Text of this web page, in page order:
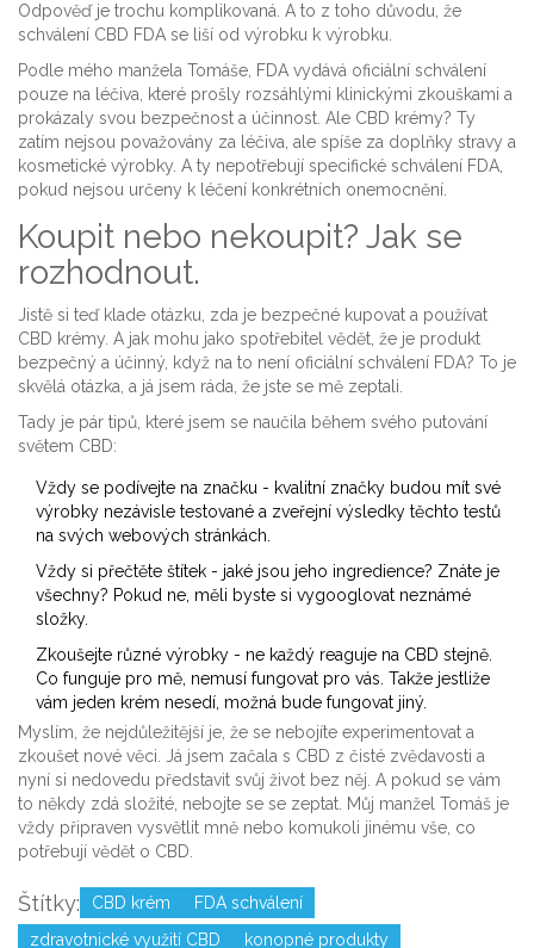
Odpověď je trochu komplikovaná. A to z toho důvodu, že
schválení CBD FDA se liší od výrobku k výrobku.
Podle mého manžela Tomáše, FDA vydává oficiální schválení
pouze na léčiva, které prošly rozsáhlými klinickými zkouškami a
prokázaly svou bezpečnost a účinnost. Ale CBD krémy? Ty
zatím nejsou považovány za léčiva, ale spíše za doplňky stravy a
kosmetické výrobky. A ty nepotřebují specifické schválení FDA,
pokud nejsou určeny k léčení konkrétních onemocnění.
Koupit nebo nekoupit? Jak se
rozhodnout.
Jistě si teď klade otázku, zda je bezpečné kupovat a používat
CBD krémy. A jak mohu jako spotřebitel vědět, že je produkt
bezpečný a účinný, když na to není oficiální schválení FDA? To je
skvělá otázka, a já jsem ráda, že jste se mě zeptali.
Tady je pár tipů, které jsem se naučila během svého putování
světem CBD:
Vždy se podívejte na značku - kvalitní značky budou mít své
výrobky nezávisle testované a zveřejní výsledky těchto testů
na svých webových stránkách.
Vždy si přečtěte štítek - jaké jsou jeho ingredience? Znáte je
všechny? Pokud ne, měli byste si vygooglovat neznámé
složky.
Zkoušejte různé výrobky - ne každý reaguje na CBD stejně.
Co funguje pro mě, nemusí fungovat pro vás. Takže jestliže
vám jeden krém nesedí, možná bude fungovat jiný.
Myslím, že nejdůležitější je, že se nebojíte experimentovat a
zkoušet nové věci. Já jsem začala s CBD z čisté zvědavosti a
nyní si nedovedu představit svůj život bez něj. A pokud se vám
to někdy zdá složité, nebojte se se zeptat. Můj manžel Tomáš je
vždy připraven vysvětlit mně nebo komukoli jinému vše, co
potřebují vědět o CBD.
Štítky: CBD krém
FDA schválení
zdravotnické využití CBD
konopné produkty